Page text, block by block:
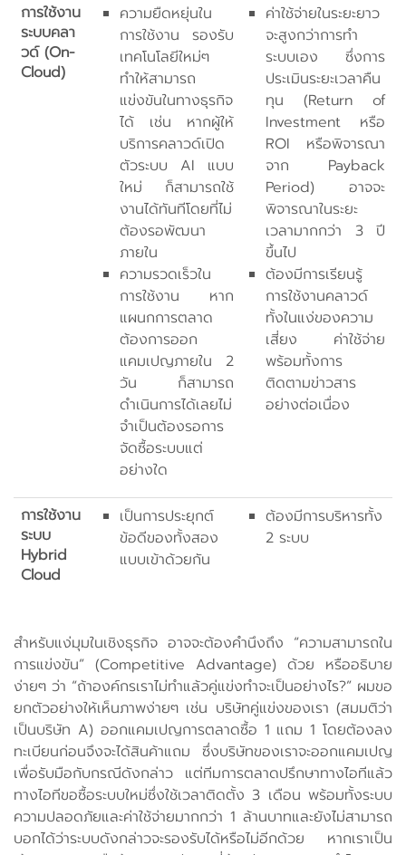
การใช้งาน
ระบบคลา
วด์ (On-
Cloud)
ความยืดหยุ่นใน
การใช้งาน รองรับ
เทคโนโลยีใหม่ๆ
ทำให้สามารถ
แข่งขันในทางธุรกิจ
ได้ เช่น หากผู้ให้
บริการคลาวด์เปิด
ตัวระบบ AI แบบ
ใหม่ ก็สามารถใช้
งานได้ทันทีโดยที่ไม่
ต้องรอพัฒนา
ภายใน
ความรวดเร็วใน
การใช้งาน หาก
แผนกการตลาด
ต้องการออก
แคมเปญภายใน 2
วัน ก็สามารถ
ดำเนินการได้เลยไม่
จำเป็นต้องรอการ
จัดซื้อระบบแต่
อย่างใด
ค่าใช้จ่ายในระยะยาว
จะสูงกว่าการทำ
ระบบเอง ซึ่งการ
ประเมินระยะเวลาคืน
ทุน (Return of
Investment หรือ
ROI หรือพิจารณา
จาก Payback
Period) อาจจะ
พิจารณาในระยะ
เวลามากกว่า 3 ปี
ขึ้นไป
ต้องมีการเรียนรู้
การใช้งานคลาวด์
ทั้งในแง่ของความ
เสี่ยง ค่าใช้จ่าย
พร้อมทั้งการ
ติดตามข่าวสาร
อย่างต่อเนื่อง
การใช้งาน
ระบบ
Hybrid
Cloud
เป็นการประยุกต์
ข้อดีของทั้งสอง
แบบเข้าด้วยกัน
ต้องมีการบริหารทั้ง
2 ระบบ
สำหรับแง่มุมในเชิงธุรกิจ อาจจะต้องคำนึงถึง “ความสามารถใน
การแข่งขัน” (Competitive Advantage) ด้วย หรืออธิบาย
ง่ายๆ ว่า “ถ้าองค์กรเราไม่ทำแล้วคู่แข่งทำจะเป็นอย่างไร?” ผมขอ
ยกตัวอย่างให้เห็นภาพง่ายๆ เช่น บริษัทคู่แข่งของเรา (สมมติว่า
เป็นบริษัท A) ออกแคมเปญการตลาดซื้อ 1 แถม 1 โดยต้องลง
ทะเบียนก่อนจึงจะได้สินค้าแถม ซึ่งบริษัทของเราจะออกแคมเปญ
เพื่อรับมือกับกรณีดังกล่าว แต่ทีมการตลาดปรึกษาทางไอทีแล้ว
ทางไอทีขอซื้อระบบใหม่ซึ่งใช้เวลาติดตั้ง 3 เดือน พร้อมทั้งระบบ
ความปลอดภัยและค่าใช้จ่ายมากกว่า 1 ล้านบาทและยังไม่สามารถ
บอกได้ว่าระบบดังกล่าวจะรองรับได้หรือไม่อีกด้วย หากเราเป็น